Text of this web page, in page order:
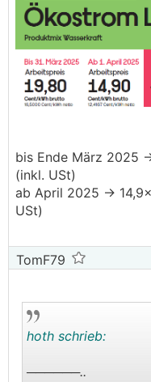
bis Ende März 2025
(inkl. USt)
ab April 2025 ->
USt)
TomF79
hoth schrieb:
──────..